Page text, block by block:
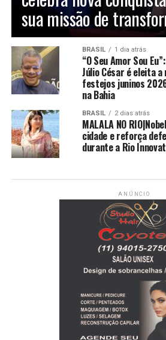
sua missão de
BRASIL 1 dia atrás
“O Seu Amor Sou
Júlio César é eleita
festejos juninos
na Bahia
BRASIL 2 dias atrás
MALALA NO
cidade e reforça
durante a Rio
ANÚNCIO